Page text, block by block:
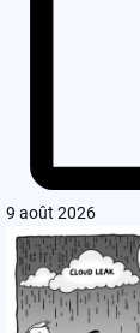
9 août 2026